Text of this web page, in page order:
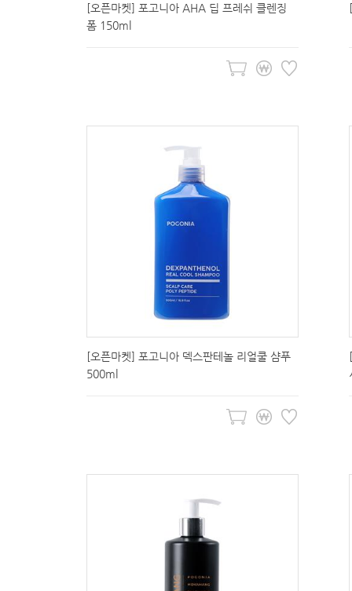
[오픈마켓] 포고니아 AHA 딥 프레쉬 클렌징
폼 150ml
[오픈마켓] 포고니아 덱스판테놀 리얼쿨 샴푸
500ml